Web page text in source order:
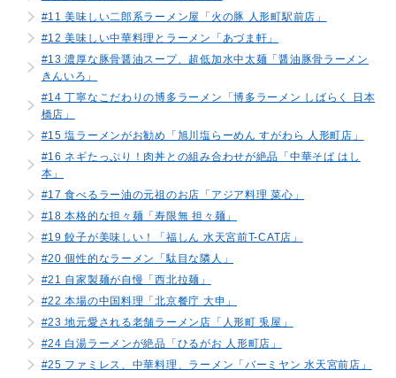
#11 美味しい二郎系ラーメン屋「火の豚 人形町駅前店」
#12 美味しい中華料理とラーメン「あづま軒」
#13 濃厚な豚骨醤油スープ、超低加水中太麺「醤油豚骨ラーメン
きんいろ」
#14 丁寧なこだわりの博多ラーメン「博多ラーメン しばらく 日本
橋店」
#15 塩ラーメンがお勧め「旭川塩らーめん すがわら 人形町店」
#16 ネギたっぷり！肉丼との組み合わせが絶品「中華そば はし
本」
#17 食べるラー油の元祖のお店「アジア料理 菜心」
#18 本格的な担々麺「寿限無 担々麺」
#19 餃子が美味しい！「福しん 水天宮前T-CAT店」
#20 個性的なラーメン「駄目な隣人」
#21 自家製麺が自慢「西北拉麺」
#22 本場の中国料理「北京餐庁 大申」
#23 地元愛される老舗ラーメン店「人形町 兎屋」
#24 白湯ラーメンが絶品「ひるがお 人形町店」
#25 ファミレス、中華料理、ラーメン「バーミヤン 水天宮前店」